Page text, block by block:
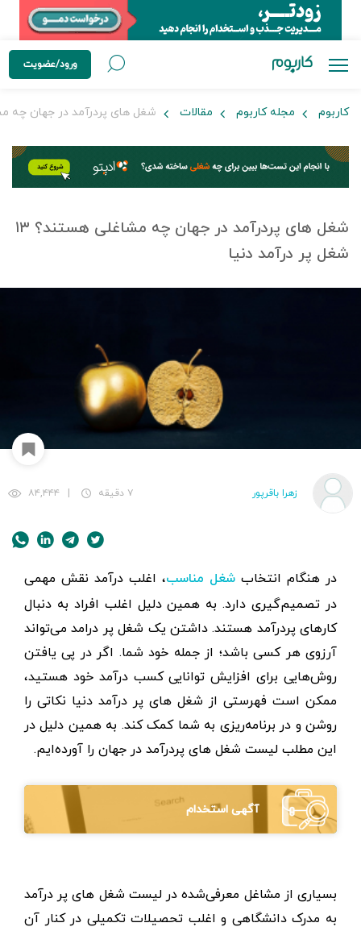
ورود/عضویت
کاربوم مجله کاربوم مقالات شغل های پردرآمد در جهان چه مشاغلی
شغل های پردرآمد در جهان چه مشاغلی هستند؟ ۱۳
شغل پر درآمد دنیا
زهرا باقرپور ۷ دقیقه ۸۴,۴۴۴
در هنگام انتخاب شغل مناسب، اغلب درآمد نقش مهمی
در تصمیم‌گیری دارد. به همین دلیل اغلب افراد به دنبال
کارهای پردرآمد هستند. داشتن یک شغل پر درامد می‌تواند
آرزوی هر کسی باشد؛ از جمله خود شما. اگر در پی یافتن
روش‌هایی برای افزایش توانایی کسب درآمد خود هستید،
ممکن است فهرستی از شغل های پر درآمد دنیا نکاتی را
روشن و در برنامه‌ریزی به شما کمک کند. به همین دلیل در
این مطلب لیست شغل های پردرآمد در جهان را آورده‌ایم.
آگهی استخدام
بسیاری از مشاغل معرفی‌شده در لیست شغل های پر درآمد
به مدرک دانشگاهی و اغلب تحصیلات تکمیلی در کنار آن